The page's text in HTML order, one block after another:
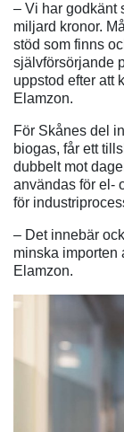
– Vi har godkänt
miljard kronor.
stöd som finns
självförsörjande
uppstod efter att
Elamzon.
För Skånes del
biogas, får ett
dubbelt mot
användas för el-
för
– Det innebär
minska importen
Elamzon.